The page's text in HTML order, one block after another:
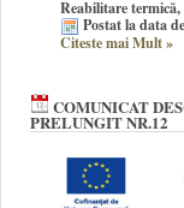
Reabilitare
Postat la data
Citeste mai Mult»
COMUNICAT
PRELUNGIT NR.12